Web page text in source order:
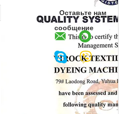
Оставьте нам
сообщение